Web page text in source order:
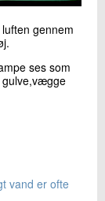
gennem
ses som
gulve,vægge
vand er ofte